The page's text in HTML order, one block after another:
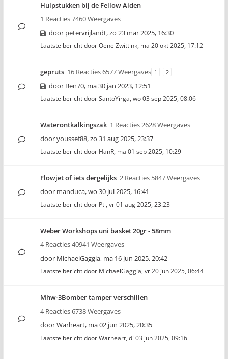
Hulpstukken bij de Fellow Aiden
1 Reacties 7460 Weergaves
door petervrijlandt,zo 23 mar 2025, 16:30
Laatste bericht doorOene Zwittink, ma 20 okt 2025, 17:12
gepruts 16 Reacties 6577 Weergaves 1 2
door Ben70, ma 30 jan 2023, 12:51
Laatste bericht doorSantoYirga, wo 03 sep 2025, 08:06
Waterontkalkingszak 1 Reacties 2628 Weergaves
dooryoussef88,zo 31 aug 2025, 23:37
Laatste bericht door HanR, ma 01 sep 2025, 10:29
Flowjet of iets dergelijks 2 Reacties 5847 Weergaves
door manduca,wo 30 jul 2025, 16:41
Laatste bericht door Pti, vr 01 aug 2025, 23:23
Weber Workshops uni basket 20gr - 58mm
4 Reacties 40941 Weergaves
door MichaelGaggia, ma 16 jun 2025, 20:42
Laatste bericht door MichaelGaggia, vr 20 jun 2025, 06:44
Mhw-3Bomber tamper verschillen
4 Reacties 6738 Weergaves
doorWarheart, ma 02 jun 2025, 20:35
Laatste bericht doorWarheart, di 03 jun 2025, 09:16